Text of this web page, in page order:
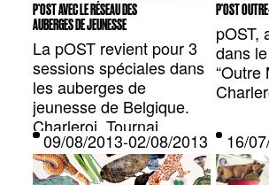
P'OST AVEC LE RÉSEAU DES
AUBERGES DE JEUNESSE
La pOST revient pour 3
sessions spéciales dans
les auberges de
jeunesse de Belgique.
Charleroi, Tournai,
Bruxelles.
P'OST
pOST,
dans
“Outre
09/08/2013-02/08/2013 —16/